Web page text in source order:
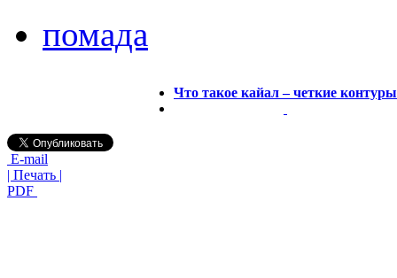
помада
Что такое кайал – четкие контуры
E-mail
| Печать |
PDF